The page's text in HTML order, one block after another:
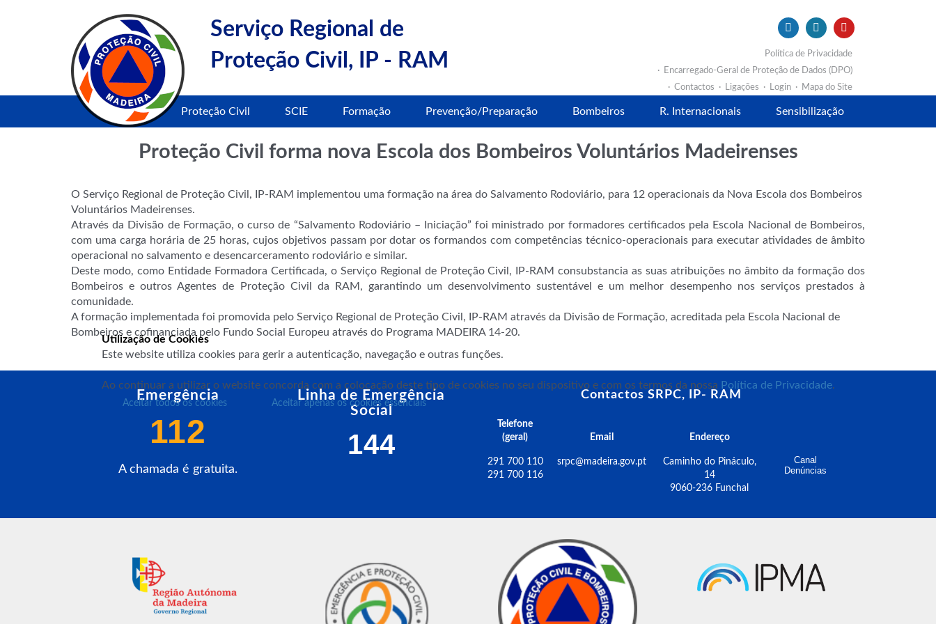
Serviço Regional de
Proteção Civil, IP - RAM
Política de Privacidade
Encarregado-Geral de Proteção de Dados (DPO)
Contactos
Ligações Login Mapa do Site
Proteção Civil SCIE Formação Prevenção/Preparação Bombeiros R. Internacionais Sensibilização
Proteção Civil forma nova Escola dos Bombeiros Voluntários Madeirenses
O Serviço Regional de Proteção Civil, IP-RAM implementou uma formação na área do Salvamento Rodoviário, para 12 operacionais da Nova Escola dos Bombeiros
Voluntários Madeirenses.
Através da Divisão de Formação, o curso de “Salvamento Rodoviário – Iniciação” foi ministrado por formadores certificados pela Escola Nacional de Bombeiros,
com uma carga horária de 25 horas, cujos objetivos passam por dotar os formandos com competências técnico-operacionais para executar atividades de âmbito
operacional no salvamento e desencarceramento rodoviário e similar.
Deste modo, como Entidade Formadora Certificada, o Serviço Regional de Proteção Civil, IP-RAM consubstancia as suas atribuições no âmbito da formação dos
Bombeiros e outros Agentes de Proteção Civil da RAM, garantindo um desenvolvimento sustentável e um melhor desempenho nos serviços prestados à
comunidade.
A formação implementada foi promovida pelo Serviço Regional de Proteção Civil, IP-RAM através da Divisão de Formação, acreditada pela Escola Nacional de
Bombeiros e cofinanciada pelo Fundo Social Europeu através do Programa MADEIRA 14-20.
Emergência
112
A chamada é gratuita.
Linha de Emergência
Social
144
Contactos SRPC, IP- RAM
Telefone
(geral)
Email Endereço
291 700 110
291 700 116
srpc@madeira.gov.pt
Caminho do Pináculo,
14
9060-236 Funchal
Canal
Denúncias
Utilização de Cookies
Este website utiliza cookies para gerir a autenticação, navegação e outras funções.
Ao continuar a utilizar o website concorda com a colocação deste tipo de cookies no seu dispositivo e com os termos da nossa Política de Privacidade.
Aceitar todos os cookies Aceitar apenas os cookies essenciais